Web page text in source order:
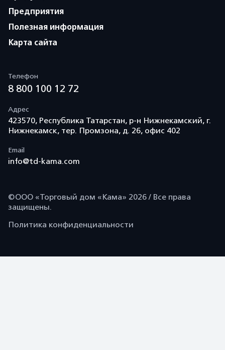
Предприятия
Полезная информация
Карта сайта
Телефон
8 800 100 12 72
Адрес
423570, Республика Татарстан, р-н Нижнекамский, г.
Нижнекамск, тер. Промзона, д. 26, офис 402
Email
info@td-kama.com
©ООО «Торговый дом «Кама» 2026 / Все права
защищены.
Политика конфиденциальности